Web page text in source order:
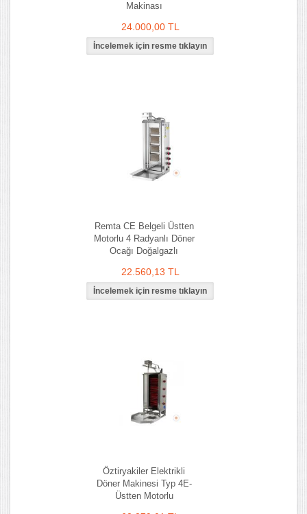
Makinası
24.000,00 TL
Remta CE Belgeli Üstten
Motorlu 4 Radyanlı Döner
Ocağı Doğalgazlı
22.560,13 TL
Öztiryakiler Elektrikli
Döner Makinesi Typ 4E-
Üstten Motorlu